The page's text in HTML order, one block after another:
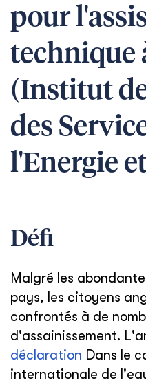
pour
technique
(Institut
des
l'Energie
Défi
Malgré les
pays, les citoyens
confrontés à de
d'assainissement.
déclaration Dans le
internationale de